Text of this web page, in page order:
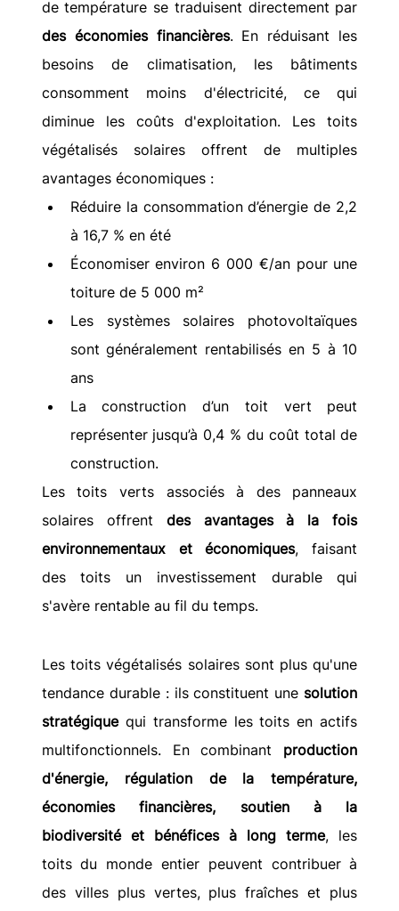
des économies financières. En réduisant les
besoins de climatisation, les bâtiments
consomment moins d'électricité, ce qui
diminue les coûts d'exploitation. Les toits
végétalisés solaires offrent de multiples
avantages économiques :
Réduire la consommation d’énergie de 2,2
à 16,7 % en été
Économiser environ 6 000 €/an pour une
toiture de 5 000 m²
Les systèmes solaires photovoltaïques
sont généralement rentabilisés en 5 à 10
ans
La construction d’un toit vert peut
représenter jusqu’à 0,4 % du coût total de
construction.
Les toits verts associés à des panneaux
solaires offrent des avantages à la fois
environnementaux et économiques, faisant
des toits un investissement durable qui
s'avère rentable au fil du temps.
Les toits végétalisés solaires sont plus qu'une
tendance durable : ils constituent une solution
stratégique qui transforme les toits en actifs
multifonctionnels. En combinant production
d'énergie, régulation de la température,
économies financières, soutien à la
biodiversité et bénéfices à long terme, les
toits du monde entier peuvent contribuer à
des villes plus vertes, plus fraîches et plus